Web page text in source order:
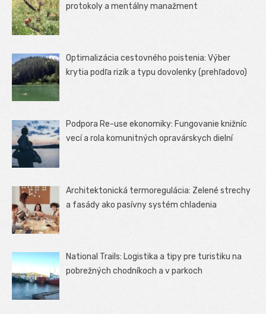
protokoly a mentálny manažment
Optimalizácia cestovného poistenia: Výber
krytia podľa rizík a typu dovolenky (prehľadovo)
Podpora Re-use ekonomiky: Fungovanie knižníc
vecí a rola komunitných opravárskych dielní
Architektonická termoregulácia: Zelené strechy
a fasády ako pasívny systém chladenia
National Trails: Logistika a tipy pre turistiku na
pobrežných chodníkoch a v parkoch